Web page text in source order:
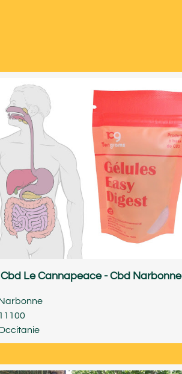
Cbd Le Cannapeace - Cbd Narbonne
11100